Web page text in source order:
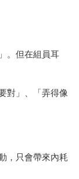
。但在組員耳
對」、「弄得像
，只會帶來內耗